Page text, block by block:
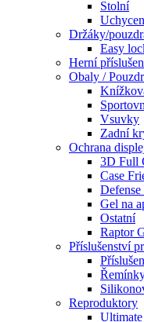
Stolní
Držáky/
Easy
Herní
Obaly /
Vsuvky
Zadní
Ochrana
3D Full
Case
Defense
Gel na
Ostatní
Raptor
Příslušenství
Reproduktory
Ultimate